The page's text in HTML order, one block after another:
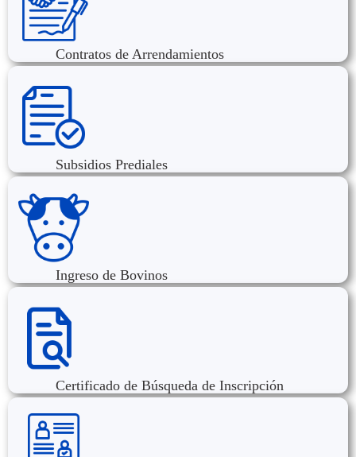
Contratos de Arrendamientos
Subsidios Prediales
Ingreso de Bovinos
Certificado de Búsqueda de Inscripción